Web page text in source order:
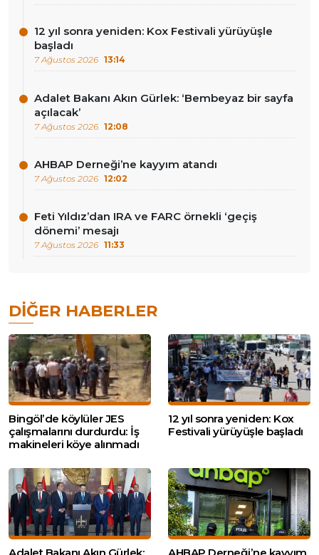
12 yıl sonra yeniden: Kox Festivali yürüyüşle
başladı
7 Ağustos 2026 13:14
Adalet Bakanı Akın Gürlek: ‘Bembeyaz bir sayfa
açılacak’
7 Ağustos 2026 12:08
AHBAP Derneği’ne kayyım atandı
7 Ağustos 2026 12:02
Feti Yıldız’dan IRA ve FARC örnekli ‘geçiş
dönemi’ mesajı
7 Ağustos 2026 11:33
DIĞER HABERLER
Bingöl’de köylüler JES
çalışmalarını durdurdu: İş
makineleri köye alınmadı
12 yıl sonra yeniden: Kox
Festivali yürüyüşle başladı